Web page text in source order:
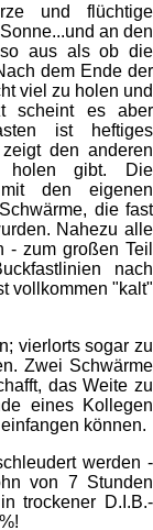
und flüchtige
an den
so aus als ob die
dem Ende der
viel zu holen und
scheint es aber
ist heftiges
den anderen
holen gibt. Die
den eigenen
die fast
Nahezu alle
- zum großen Teil
nach
vollkommen "kalt"
vierlorts sogar zu
Zwei Schwärme
das Weite zu
eines Kollegen
können.
werden -
von 7 Stunden
trockener D.I.B.-